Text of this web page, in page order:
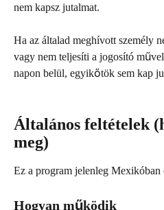
nem kapsz jutalmat.
Ha az általad meghívott személy
vagy nem teljesíti a jogosító
napon belül, egyikőtök sem kap
Általános feltételek
meg)
Ez a program jelenleg
Hogyan működik